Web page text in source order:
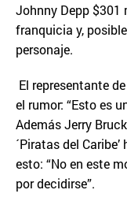
Johnny Depp $301
franquicia y,
personaje.
El representante
el rumor: “Esto es
Además Jerry
´Piratas del
esto: “No en este
por decidirse”.